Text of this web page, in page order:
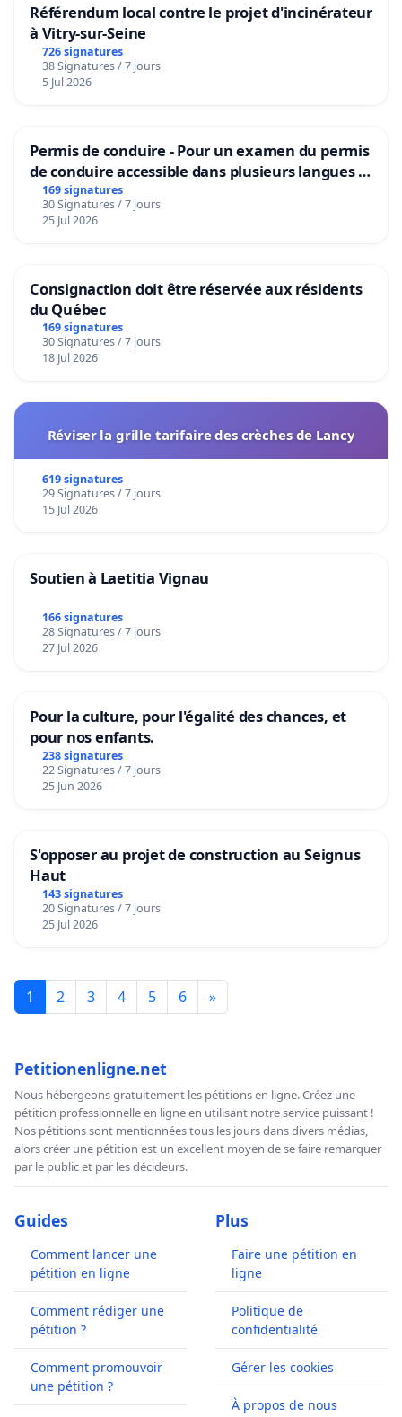
Référendum local contre le projet d'incinérateur
à Vitry-sur-Seine
726 signatures
38 Signatures / 7 jours
5 Jul 2026
Permis de conduire - Pour un examen du permis
de conduire accessible dans plusieurs langues à
Bruxelles
169 signatures
30 Signatures / 7 jours
25 Jul 2026
Consignaction doit être réservée aux résidents
du Québec
169 signatures
30 Signatures / 7 jours
18 Jul 2026
Réviser la grille tarifaire des crèches de Lancy
619 signatures
29 Signatures / 7 jours
15 Jul 2026
Soutien à Laetitia Vignau
166 signatures
28 Signatures / 7 jours
27 Jul 2026
Pour la culture, pour l'égalité des chances, et
pour nos enfants.
238 signatures
22 Signatures / 7 jours
25 Jun 2026
S'opposer au projet de construction au Seignus
Haut
143 signatures
20 Signatures / 7 jours
25 Jul 2026
1 2 3 4 5 6 »
Petitionenligne.net
Nous hébergeons gratuitement les pétitions en ligne. Créez une
pétition professionnelle en ligne en utilisant notre service puissant !
Nos pétitions sont mentionnées tous les jours dans divers médias,
alors créer une pétition est un excellent moyen de se faire remarquer
par le public et par les décideurs.
Guides
Comment lancer une
pétition en ligne
Comment rédiger une
pétition ?
Comment promouvoir
une pétition ?
Plus
Faire une pétition en
ligne
Politique de
confidentialité
Gérer les cookies
À propos de nous